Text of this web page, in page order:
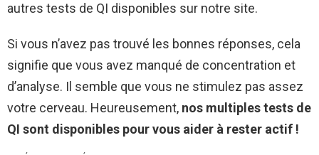
autres tests de QI disponibles sur notre site.
Si vous n’avez pas trouvé les bonnes réponses, cela
signifie que vous avez manqué de concentration et
d’analyse. Il semble que vous ne stimulez pas assez
votre cerveau. Heureusement, nos multiples tests de
QI sont disponibles pour vous aider à rester actif !